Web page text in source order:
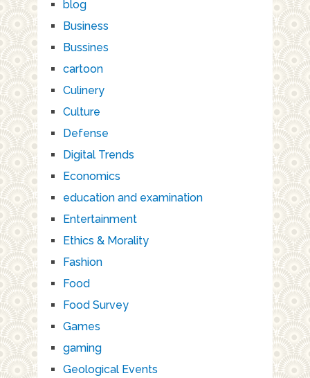
blog
Business
Bussines
cartoon
Culinery
Culture
Defense
Digital Trends
Economics
education and examination
Entertainment
Ethics & Morality
Fashion
Food
Food Survey
Games
gaming
Geological Events